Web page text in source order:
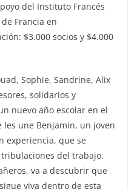
del Instituto Francés
Francia en
$3.000 socios y $4.000
Sophie, Sandrine, Alix
solidarios y
nuevo año escolar en el
une Benjamin, un joven
experiencia, que se
del trabajo.
va a descubrir que
viva dentro de esta